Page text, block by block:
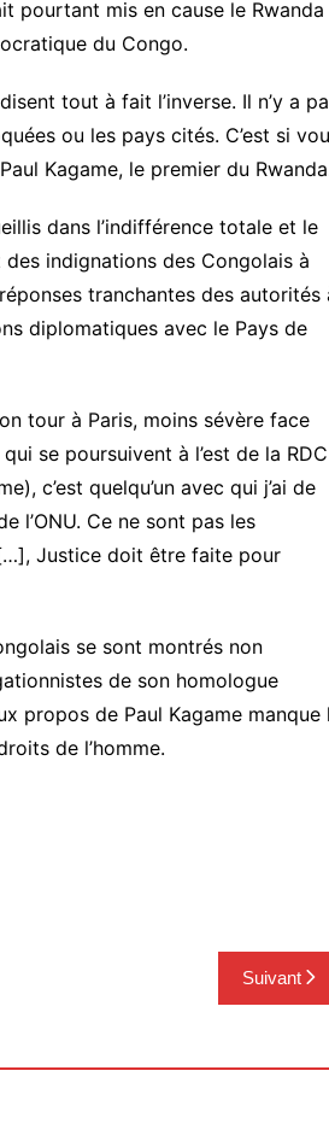
pourtant mis en cause le Rwanda
du Congo.
tout à fait l’inverse. Il n’y a
ou les pays cités. C’est si
Kagame, le premier du
dans l’indifférence totale et le
indignations des Congolais à
tranchantes des autorités
diplomatiques avec le Pays de
tour à Paris, moins sévère face
se poursuivent à l’est de la RDC
c’est quelqu’un avec qui j’ai de
l’ONU. Ce ne sont pas les
Justice doit être faite pour
se sont montrés non
de son homologue
propos de Paul Kagame manque
de l’homme.
Suivant